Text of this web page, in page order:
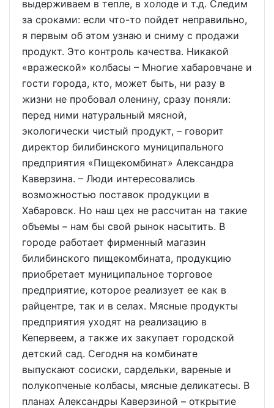
выдерживаем в тепле, в холоде и т.д. Следим
за сроками: если что-то пойдет неправильно,
я первым об этом узнаю и сниму с продажи
продукт. Это контроль качества. Никакой
«вражеской» колбасы – Многие хабаровчане и
гости города, кто, может быть, ни разу в
жизни не пробовал оленину, сразу поняли:
перед ними натуральный мясной,
экологически чистый продукт, – говорит
директор билибинского муниципального
предприятия «Пищекомбинат» Александра
Каверзина. – Люди интересовались
возможностью поставок продукции в
Хабаровск. Но наш цех не рассчитан на такие
объемы – нам бы свой рынок насытить. В
городе работает фирменный магазин
билибинского пищекомбината, продукцию
приобретает муниципальное торговое
предприятие, которое реализует ее как в
райцентре, так и в селах. Мясные продукты
предприятия уходят на реализацию в
Кепервеем, а также их закупает городской
детский сад. Сегодня на комбинате
выпускают сосиски, сардельки, вареные и
полукопченые колбасы, мясные деликатесы. В
планах Александры Каверзиной – открытие